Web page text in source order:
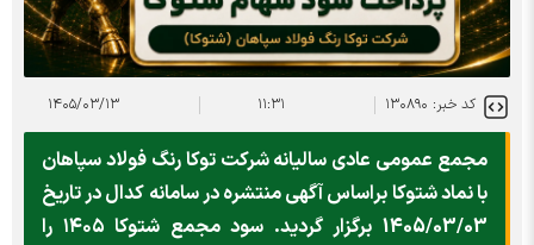
کد خبر: ۱۳۰۸۹۰ ۱۱:۳۱ ۱۴۰۵/۰۳/۱۳
مجمع عمومی عادی سالیانه شرکت توکا رنگ فولاد سپاهان
با نماد شتوکا براساس آگهی منتشره در سامانه کدال در تاریخ
1405/03/03 برگزار گردید. سود مجمع شتوکا ۱۴۰۵ را